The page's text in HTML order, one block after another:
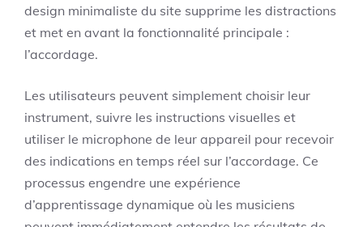
design minimaliste du site supprime les distractions
et met en avant la fonctionnalité principale :
l’accordage.
Les utilisateurs peuvent simplement choisir leur
instrument, suivre les instructions visuelles et
utiliser le microphone de leur appareil pour recevoir
des indications en temps réel sur l’accordage. Ce
processus engendre une expérience
d’apprentissage dynamique où les musiciens